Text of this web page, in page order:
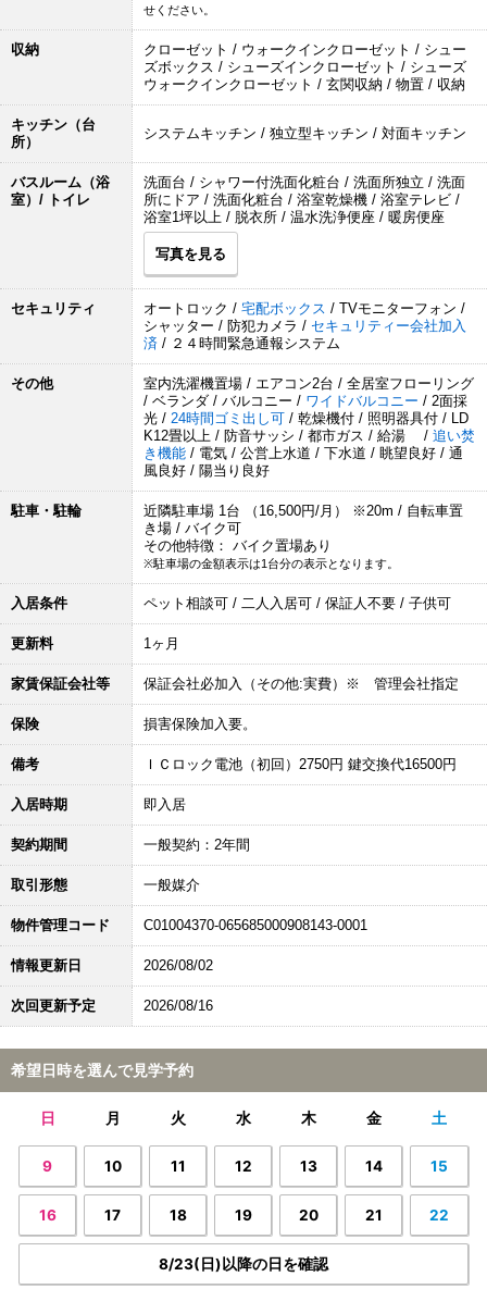
せください。
収納
クローゼット / ウォークインクローゼット / シュー
ズボックス / シューズインクローゼット / シューズ
ウォークインクローゼット / 玄関収納 / 物置 / 収納
キッチン（台
所）
システムキッチン / 独立型キッチン / 対面キッチン
バスルーム（浴
室）/ トイレ
洗面台 / シャワー付洗面化粧台 / 洗面所独立 / 洗面
所にドア / 洗面化粧台 / 浴室乾燥機 / 浴室テレビ /
浴室1坪以上 / 脱衣所 / 温水洗浄便座 / 暖房便座
写真を見る
セキュリティ オートロック / 宅配ボックス / TVモニターフォン /
シャッター / 防犯カメラ / セキュリティー会社加入
済 / ２４時間緊急通報システム
その他
室内洗濯機置場 / エアコン2台 / 全居室フローリング
/ ベランダ / バルコニー / ワイドバルコニー / 2面採
光 / 24時間ゴミ出し可 / 乾燥機付 / 照明器具付 / LD
K12畳以上 / 防音サッシ / 都市ガス / 給湯 / 追い焚
き機能 / 電気 / 公営上水道 / 下水道 / 眺望良好 / 通
風良好 / 陽当り良好
駐車・駐輪
近隣駐車場 1台 （16,500円/月） ※20m / 自転車置
き場 / バイク可
その他特徴： バイク置場あり
※駐車場の金額表示は1台分の表示となります。
入居条件 ペット相談可 / 二人入居可 / 保証人不要 / 子供可
更新料 1ヶ月
家賃保証会社等 保証会社必加入（その他:実費）※ 管理会社指定
保険 損害保険加入要。
備考 ＩＣロック電池（初回）2750円 鍵交換代16500円
入居時期 即入居
契約期間 一般契約：2年間
取引形態 一般媒介
物件管理コード C01004370-065685000908143-0001
情報更新日 2026/08/02
次回更新予定 2026/08/16
希望日時を選んで見学予約
日 月 火 水 木 金 土
9 10 11 12 13 14 15
16 17 18 19 20 21 22
8/23(日)以降の日を確認